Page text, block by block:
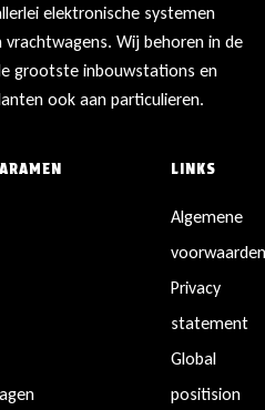
elektronische systemen
Wij behoren in de
grootste inbouwstations en
ook aan particulieren.
LINKS
Algemene
Privacy
statement
Global
positision